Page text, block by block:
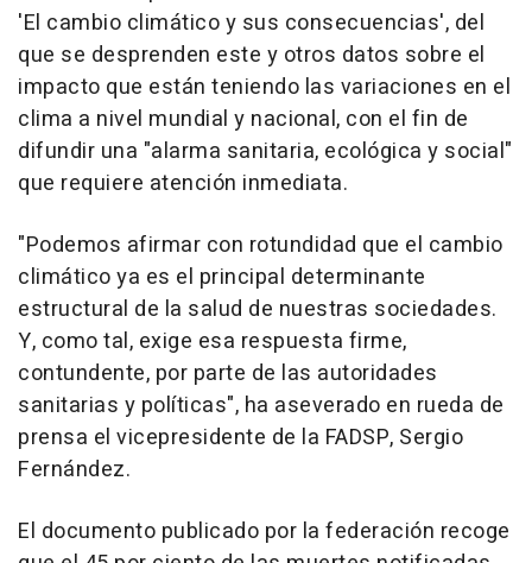
'El cambio climático y sus consecuencias', del
que se desprenden este y otros datos sobre el
impacto que están teniendo las variaciones en el
clima a nivel mundial y nacional, con el fin de
difundir una "alarma sanitaria, ecológica y social"
que requiere atención inmediata.
"Podemos afirmar con rotundidad que el cambio
climático ya es el principal determinante
estructural de la salud de nuestras sociedades.
Y, como tal, exige esa respuesta firme,
contundente, por parte de las autoridades
sanitarias y políticas", ha aseverado en rueda de
prensa el vicepresidente de la FADSP, Sergio
Fernández.
El documento publicado por la federación recoge